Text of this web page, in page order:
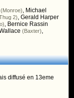
(Monroe), Michael
2),Gerald Harper
, Bernice Rassin
(Baxter),
diffusé en 13eme